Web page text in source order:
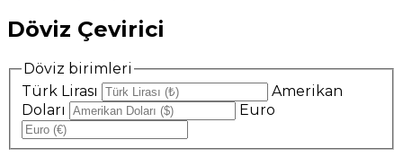
Döviz Çevirici
Döviz birimleri
Türk Lirası
Amerikan
Doları
Euro